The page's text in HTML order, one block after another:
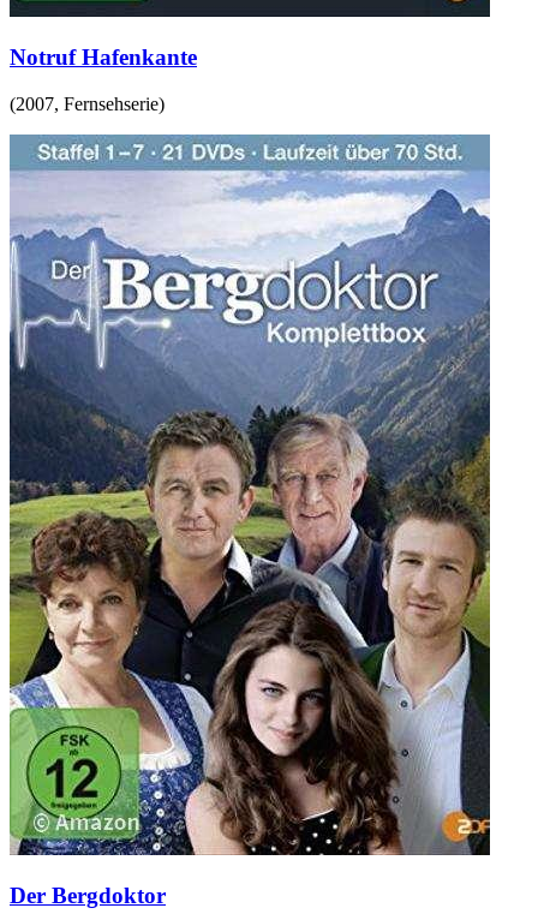
Notruf Hafenkante
(2007, Fernsehserie)
Der Bergdoktor